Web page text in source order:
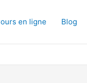
en ligne Blog